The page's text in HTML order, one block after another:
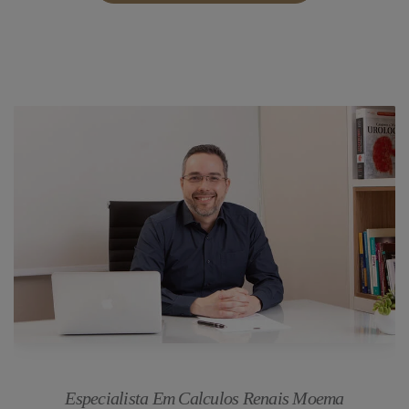
Especialista Em Calculos Renais Moema